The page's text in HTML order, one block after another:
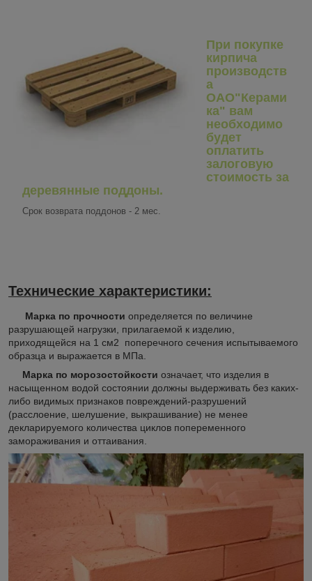
При покупке
кирпича
производств
а
ОАО"Керами
ка" вам
необходимо
будет
оплатить
залоговую
стоимость за
деревянные поддоны.
Срок возврата поддонов - 2 мес.
Технические характеристики:
Марка по прочности определяется по величине
разрушающей нагрузки, прилагаемой к изделию,
приходящейся на 1 см2 поперечного сечения испытываемого
образца и выражается в МПа.
Марка по морозостойкости означает, что изделия в
насыщенном водой состоянии должны выдерживать без каких-
либо видимых признаков повреждений-разрушений
(расслоение, шелушение, выкрашивание) не менее
декларируемого количества циклов попеременного
замораживания и оттаивания.